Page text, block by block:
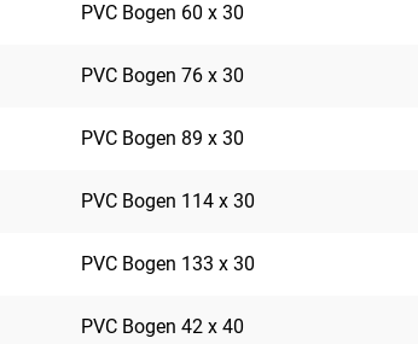
PVC Bogen 60 x 30
PVC Bogen 76 x 30
PVC Bogen 89 x 30
PVC Bogen 114 x 30
PVC Bogen 133 x 30
PVC Bogen 42 x 40